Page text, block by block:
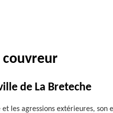
couvreur
de La Breteche
les agressions extérieures, son